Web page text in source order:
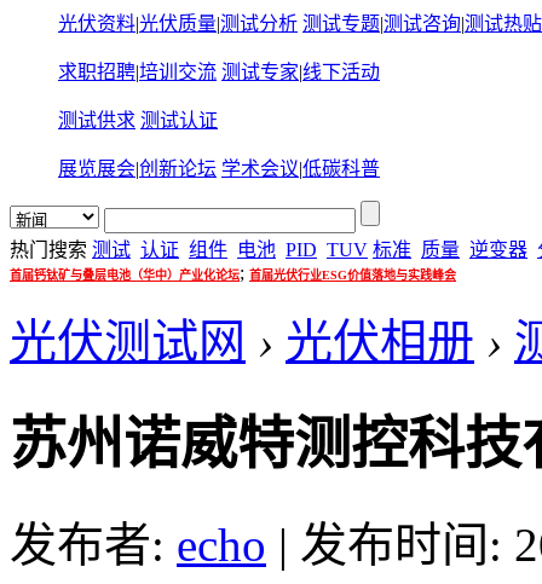
光伏资料|光伏质量|测试分析 测试专题|测试咨询|测试热贴
求职招聘|培训交流 测试专家|线下活动
测试供求 测试认证
展览展会|创新论坛 学术会议|低碳科普
热门搜索 测试 认证 组件 电池 PID TUV 标准 质量 逆变器
首届钙钛矿与叠层电池（华中）产业化论坛; 首届光伏行业ESG价值落地与实践峰会
光伏测试网 › 光伏相册 ›
苏州诺威特测控科技
发布者: echo | 发布时间: